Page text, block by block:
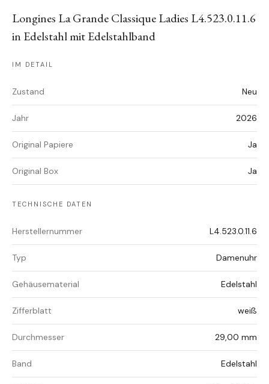
Longines La Grande Classique Ladies L4.523.0.11.6
in Edelstahl mit Edelstahlband
IM DETAIL
Zustand Neu
Jahr 2026
Original Papiere Ja
Original Box Ja
TECHNISCHE DATEN
Herstellernummer L4.523.0.11.6
Typ Damenuhr
Gehäusematerial Edelstahl
Zifferblatt weiß
Durchmesser 29,00 mm
Band Edelstahl